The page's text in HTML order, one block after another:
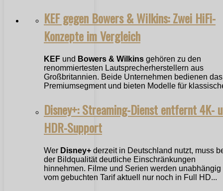
KEF gegen Bowers & Wilkins: Zwei HiFi-
Konzepte im Vergleich
KEF und Bowers & Wilkins gehören zu den
renommiertesten Lautsprecherherstellern aus
Großbritannien. Beide Unternehmen bedienen das
Premiumsegment und bieten Modelle für
Disney+: Streaming-Dienst entfernt 4K-
HDR-Support
Wer Disney+ derzeit in Deutschland nutzt, muss
der Bildqualität deutliche Einschränkungen
hinnehmen. Filme und Serien werden unabhängig
vom gebuchten Tarif aktuell nur noch in Full HD...